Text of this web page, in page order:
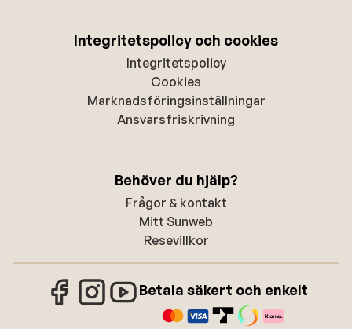
Integritetspolicy och cookies
Integritetspolicy
Cookies
Marknadsföringsinställningar
Ansvarsfriskrivning
Behöver du hjälp?
Frågor & kontakt
Mitt Sunweb
Resevillkor
Betala säkert och enkelt